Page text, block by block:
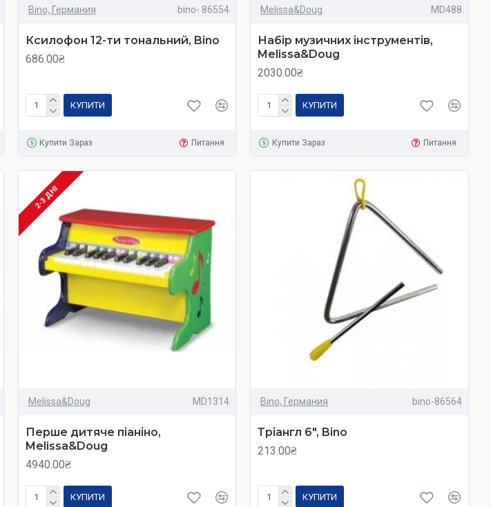
Bino, Германия bino- 86554
Ксилофон 12-ти тональний, Bino
686.00₴
КУПИТИ
Купити Зараз Питання
Melissa&Doug MD488
Набір музичних інструментів,
Melissa&Doug
2030.00₴
КУПИТИ
Купити Зараз Питання
2-3 ДНІ
Melissa&Doug MD1314
Перше дитяче піаніно,
Melissa&Doug
4940.00₴
КУПИТИ
Bino, Германия bino-86564
Тріангл 6", Bino
213.00₴
КУПИТИ